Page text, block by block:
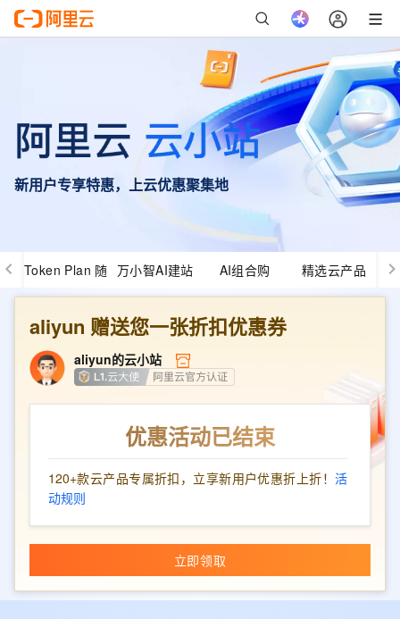
新用户专享特惠，上云优惠聚集地
Token Plan 随 万小智AI建站 AI组合购 精选云产品
aliyun 赠送您一张折扣优惠券
aliyun的云小站
优惠活动已结束
120+款云产品专属折扣，立享新用户优惠折上折！ 活
动规则
立即领取